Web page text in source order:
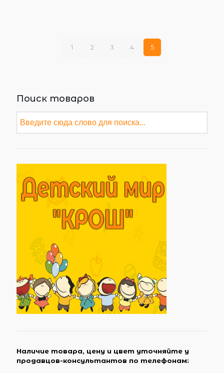
1 2 3 4 5
Поиск товаров
Наличие товара, цену и цвет уточняйте у
продавцов-консультантов по телефонам: